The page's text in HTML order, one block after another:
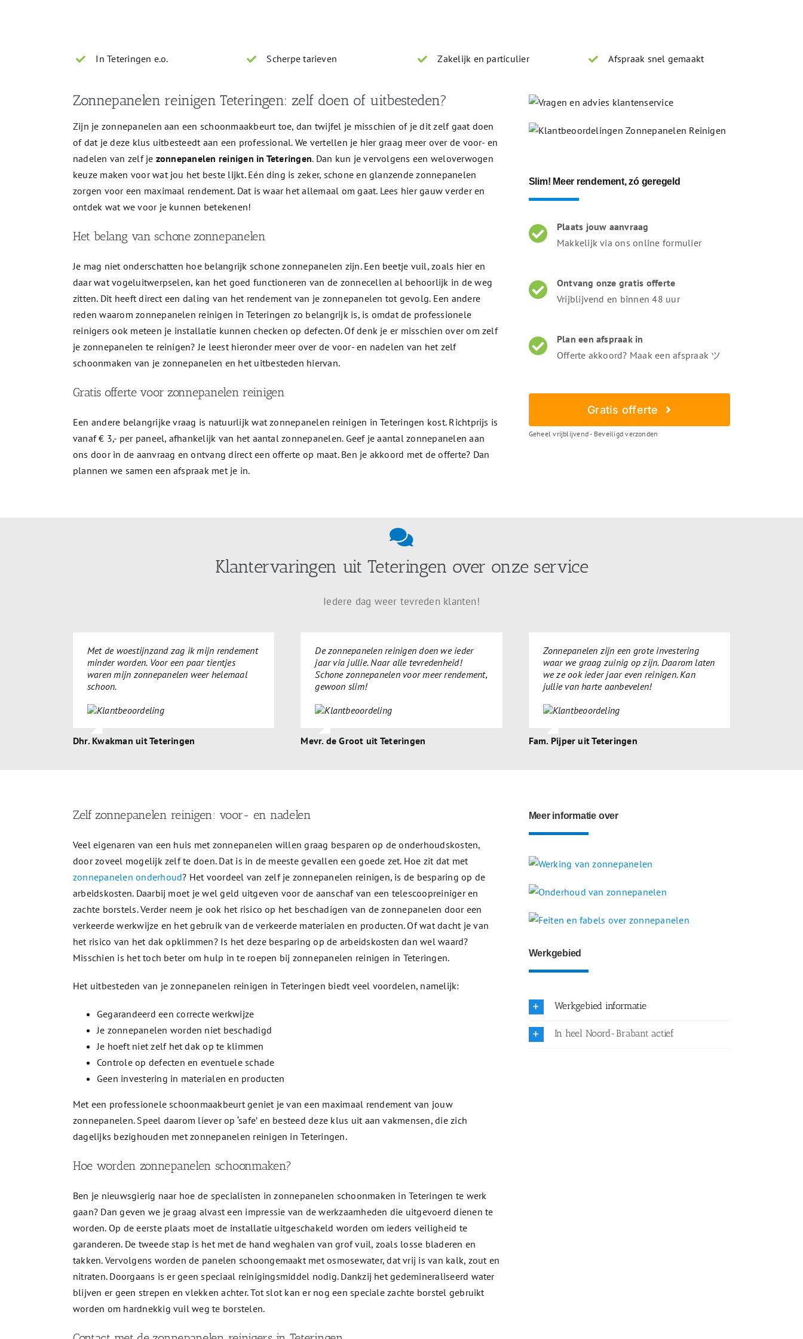
In Teteringen e.o. Scherpe tarieven Zakelijk en particulier Afspraak snel gemaakt
Zonnepanelen reinigen Teteringen: zelf doen of uitbesteden?
Zijn je zonnepanelen aan een schoonmaakbeurt toe, dan twijfel je misschien of je dit zelf gaat doen
of dat je deze klus uitbesteedt aan een professional. We vertellen je hier graag meer over de voor- en
nadelen van zelf je zonnepanelen reinigen in Teteringen. Dan kun je vervolgens een weloverwogen
keuze maken voor wat jou het beste lijkt. Eén ding is zeker, schone en glanzende zonnepanelen
zorgen voor een maximaal rendement. Dat is waar het allemaal om gaat. Lees hier gauw verder en
ontdek wat we voor je kunnen betekenen!
Het belang van schone zonnepanelen
Je mag niet onderschatten hoe belangrijk schone zonnepanelen zijn. Een beetje vuil, zoals hier en
daar wat vogeluitwerpselen, kan het goed functioneren van de zonnecellen al behoorlijk in de weg
zitten. Dit heeft direct een daling van het rendement van je zonnepanelen tot gevolg. Een andere
reden waarom zonnepanelen reinigen in Teteringen zo belangrijk is, is omdat de professionele
reinigers ook meteen je installatie kunnen checken op defecten. Of denk je er misschien over om zelf
je zonnepanelen te reinigen? Je leest hieronder meer over de voor- en nadelen van het zelf
schoonmaken van je zonnepanelen en het uitbesteden hiervan.
Gratis offerte voor zonnepanelen reinigen
Een andere belangrijke vraag is natuurlijk wat zonnepanelen reinigen in Teteringen kost. Richtprijs is
vanaf € 3,- per paneel, afhankelijk van het aantal zonnepanelen. Geef je aantal zonnepanelen aan
ons door in de aanvraag en ontvang direct een offerte op maat. Ben je akkoord met de offerte? Dan
plannen we samen een afspraak met je in.
Slim! Meer rendement, zó geregeld
Plaats jouw aanvraag
Makkelijk via ons online formulier
Ontvang onze gratis offerte
Vrijblijvend en binnen 48 uur
Plan een afspraak in
Offerte akkoord? Maak een afspraak ツ
Gratis offerte
Geheel vrijblijvend - Beveiligd verzonden
Klantervaringen uit Teteringen over onze service
Iedere dag weer tevreden klanten!
Met de woestijnzand zag ik mijn rendement
minder worden. Voor een paar tientjes
waren mijn zonnepanelen weer helemaal
schoon.
Dhr. Kwakman uit Teteringen
De zonnepanelen reinigen doen we ieder
jaar via jullie. Naar alle tevredenheid!
Schone zonnepanelen voor meer rendement,
gewoon slim!
Mevr. de Groot uit Teteringen
Zonnepanelen zijn een grote investering
waar we graag zuinig op zijn. Daarom laten
we ze ook ieder jaar even reinigen. Kan
jullie van harte aanbevelen!
Fam. Pijper uit Teteringen
Zelf zonnepanelen reinigen: voor- en nadelen
Veel eigenaren van een huis met zonnepanelen willen graag besparen op de onderhoudskosten,
door zoveel mogelijk zelf te doen. Dat is in de meeste gevallen een goede zet. Hoe zit dat met
zonnepanelen onderhoud? Het voordeel van zelf je zonnepanelen reinigen, is de besparing op de
arbeidskosten. Daarbij moet je wel geld uitgeven voor de aanschaf van een telescoopreiniger en
zachte borstels. Verder neem je ook het risico op het beschadigen van de zonnepanelen door een
verkeerde werkwijze en het gebruik van de verkeerde materialen en producten. Of wat dacht je van
het risico van het dak opklimmen? Is het deze besparing op de arbeidskosten dan wel waard?
Misschien is het toch beter om hulp in te roepen bij zonnepanelen reinigen in Teteringen.
Het uitbesteden van je zonnepanelen reinigen in Teteringen biedt veel voordelen, namelijk:
Gegarandeerd een correcte werkwijze
Je zonnepanelen worden niet beschadigd
Je hoeft niet zelf het dak op te klimmen
Controle op defecten en eventuele schade
Geen investering in materialen en producten
Met een professionele schoonmaakbeurt geniet je van een maximaal rendement van jouw
zonnepanelen. Speel daarom liever op ‘safe’ en besteed deze klus uit aan vakmensen, die zich
dagelijks bezighouden met zonnepanelen reinigen in Teteringen.
Hoe worden zonnepanelen schoonmaken?
Ben je nieuwsgierig naar hoe de specialisten in zonnepanelen schoonmaken in Teteringen te werk
gaan? Dan geven we je graag alvast een impressie van de werkzaamheden die uitgevoerd dienen te
worden. Op de eerste plaats moet de installatie uitgeschakeld worden om ieders veiligheid te
garanderen. De tweede stap is het met de hand weghalen van grof vuil, zoals losse bladeren en
takken. Vervolgens worden de panelen schoongemaakt met osmosewater, dat vrij is van kalk, zout en
nitraten. Doorgaans is er geen speciaal reinigingsmiddel nodig. Dankzij het gedemineraliseerd water
blijven er geen strepen en vlekken achter. Tot slot kan er nog een speciale zachte borstel gebruikt
worden om hardnekkig vuil weg te borstelen.
Meer informatie over
Werkgebied
Werkgebied informatie
In heel Noord-Brabant actief